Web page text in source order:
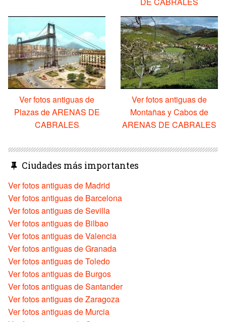
Ver fotos antiguas de
Plazas de ARENAS DE
CABRALES
Ver fotos antiguas de
Montañas y Cabos de
ARENAS DE CABRALES
Ciudades más importantes
Ver fotos antiguas de Madrid
Ver fotos antiguas de Barcelona
Ver fotos antiguas de Sevilla
Ver fotos antiguas de Bilbao
Ver fotos antiguas de Valencia
Ver fotos antiguas de Granada
Ver fotos antiguas de Toledo
Ver fotos antiguas de Burgos
Ver fotos antiguas de Santander
Ver fotos antiguas de Zaragoza
Ver fotos antiguas de Murcia